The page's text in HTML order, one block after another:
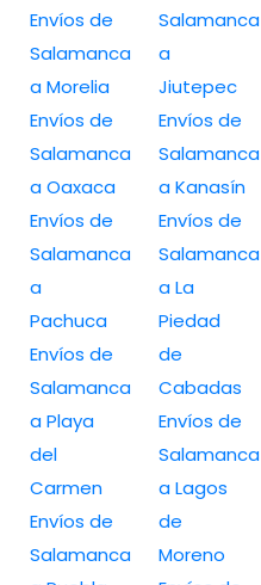
Envíos de
Salamanca
a Morelia
Envíos de
Salamanca
a Oaxaca
Envíos de
Salamanca
a
Pachuca
Envíos de
Salamanca
a Playa
del
Carmen
Envíos de
Salamanca
Salamanca
a
Jiutepec
Envíos de
Salamanca
a Kanasín
Envíos de
Salamanca
a La
Piedad
de
Cabadas
Envíos de
Salamanca
a Lagos
de
Moreno